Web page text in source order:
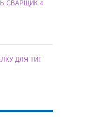
СВАРЩИК 4
ДЛЯ ТИГ